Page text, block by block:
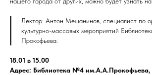
Лектор: Антон Мещанинов, специалист по
культурно-массовых мероприятий
Прокофьева.
18.01 в 15.00
Адрес: Библиотека №4 им.А.А.Прокофьева,